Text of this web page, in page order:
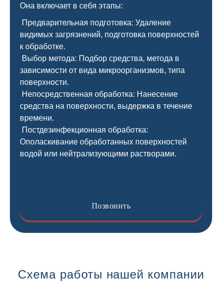
Она включает в себя этапы:
Предварительная подготовка: Удаление
видимых загрязнений, подготовка поверхностей
к обработке.
Выбор метода: Подбор средства, метода в
зависимости от вида микроорганизмов, типа
поверхности.
Непосредственная обработка: Нанесение
средства на поверхности, выдержка в течение
времени.
Постдезинфекционная обработка:
Ополаскивание обработанных поверхностей
водой или нейтрализующими растворами.
Позвонить
Схема работы нашей компании